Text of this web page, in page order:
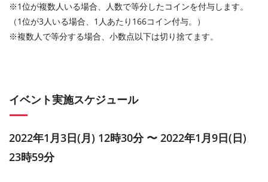
※1位が複数人いる場合、人数で等分したコインを付与します。
（1位が3人いる場合、1人あたり166コイン付与。）
※複数人で等分する場合、小数点以下は切り捨てます。
イベント実施スケジュール
2022年1月3日(月) 12時30分 〜 2022年1月9日(日)
23時59分